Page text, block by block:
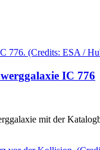
IC 776
mit der